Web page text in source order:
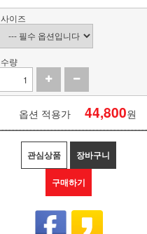
사이즈
수량
옵션 적용가 44,800원
관심상품 장바구니
구매하기